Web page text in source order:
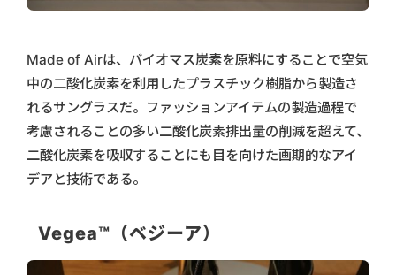
Made of Airは、バイオマス炭素を原料にすることで空気
中の二酸化炭素を利用したプラスチック樹脂から製造さ
れるサングラスだ。ファッションアイテムの製造過程で
考慮されることの多い二酸化炭素排出量の削減を超えて、
二酸化炭素を吸収することにも目を向けた画期的なアイ
デアと技術である。
Vegea™（ベジーア）